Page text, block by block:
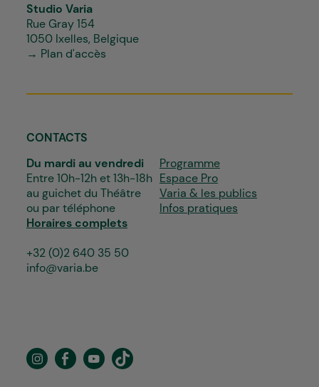
Studio Varia
Rue Gray 154
1050 Ixelles, Belgique
→ Plan d'accès
CONTACTS
Du mardi au vendredi
Entre 10h-12h et 13h-18h
au guichet du Théâtre
ou par téléphone
Horaires complets
+32 (0)2 640 35 50
info@varia.be
Programme
Espace Pro
Varia & les publics
Infos pratiques